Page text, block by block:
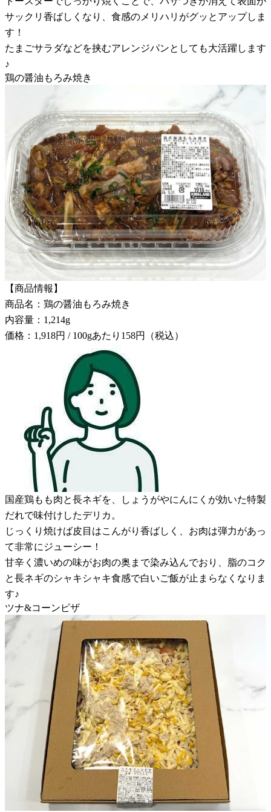
サックリ香ばしくなり、食感のメリハリがグッとアップしま
す！
たまごサラダなどを挟むアレンジパンとしても大活躍します
♪
鶏の醤油もろみ焼き
【商品情報】
商品名：鶏の醤油もろみ焼き
内容量：1,214g
価格：1,918円 / 100gあたり158円（税込）
国産鶏もも肉と長ネギを、しょうがやにんにくが効いた特製
だれで味付けしたデリカ。
じっくり焼けば皮目はこんがり香ばしく、お肉は弾力があっ
て非常にジューシー！
甘辛く濃いめの味がお肉の奥まで染み込んでおり、脂のコク
と長ネギのシャキシャキ食感で白いご飯が止まらなくなりま
す♪
ツナ&コーンピザ